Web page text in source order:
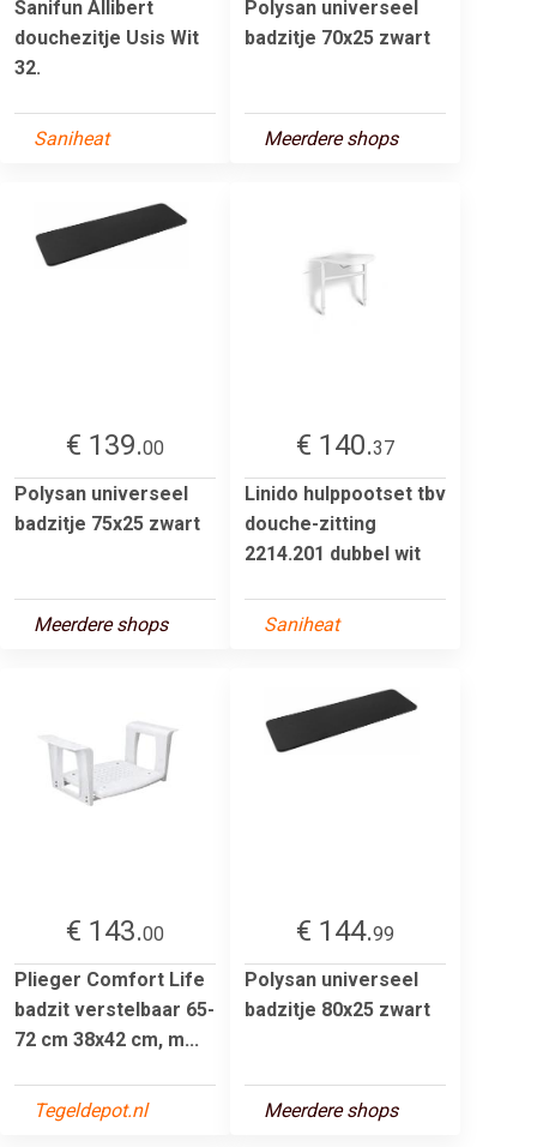
Sanifun Allibert
douchezitje Usis Wit
32.
Saniheat
Polysan universeel
badzitje 70x25 zwart
Meerdere shops
€ 139.00
Polysan universeel
badzitje 75x25 zwart
Meerdere shops
€ 140.37
Linido hulppootset tbv
douche-zitting
2214.201 dubbel wit
Saniheat
€ 143.00
Plieger Comfort Life
badzit verstelbaar 65-
72 cm 38x42 cm, m...
Tegeldepot.nl
€ 144.99
Polysan universeel
badzitje 80x25 zwart
Meerdere shops